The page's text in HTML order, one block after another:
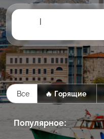
|
Все 🔥 Горящие
Популярное: